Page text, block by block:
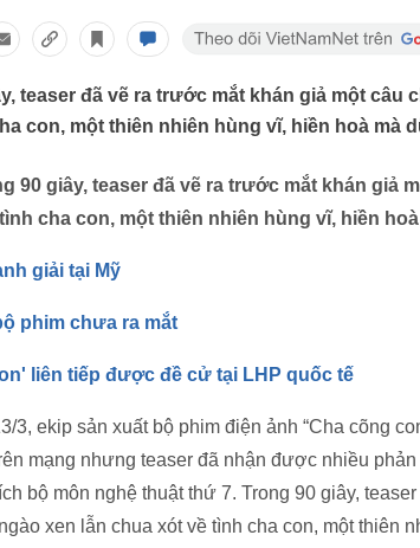
teaser đã vẽ ra trước mắt khán giả một câu
con, một thiên nhiên hùng vĩ, hiền hoà mà
90 giây, teaser đã vẽ ra trước mắt khán giả
cha con, một thiên nhiên hùng vĩ, hiền
giải tại Mỹ
phim chưa ra mắt
liên tiếp được đề cử tại LHP quốc tế
3, ekip sản xuất bộ phim điện ảnh “Cha cõng
mạng nhưng teaser đã nhận được nhiều
bộ môn nghệ thuật thứ 7. Trong 90 giây,
xen lẫn chua xót về tình cha con, một thiên